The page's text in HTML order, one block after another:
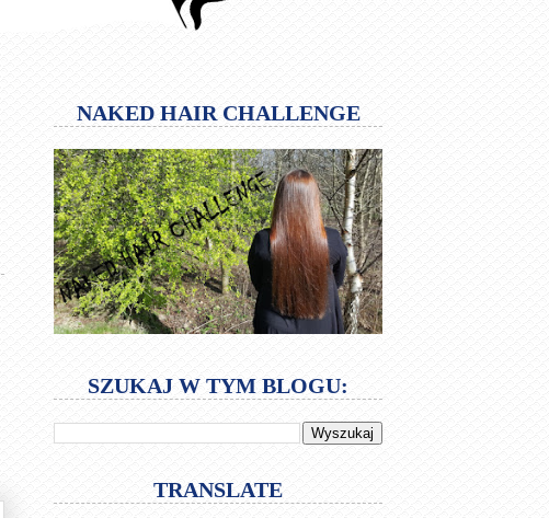
NAKED HAIR CHALLENGE
SZUKAJ W TYM BLOGU:
TRANSLATE